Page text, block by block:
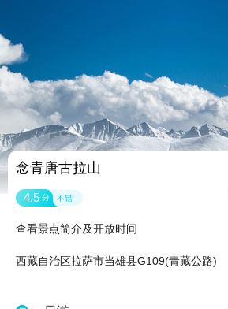
念青唐古拉山
4.5 分 不错
查看景点简介及开放时间
西藏自治区拉萨市当雄县G109(青藏公路)